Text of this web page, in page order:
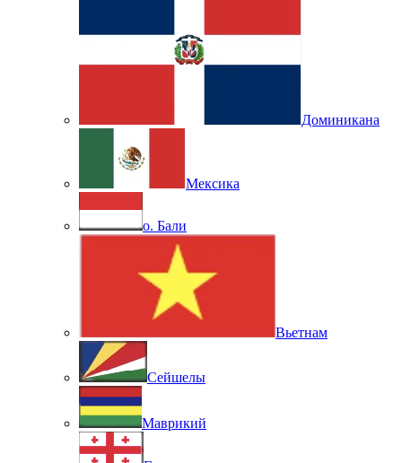
Доминикана
Мексика
о. Бали
Вьетнам
Сейшелы
Маврикий